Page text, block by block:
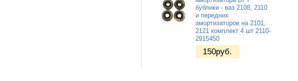
бублики - ваз 2108, 2110
и передних
амортизаторов на 2101,
2121 комплект 4 шт 2110-
2915450
150руб.